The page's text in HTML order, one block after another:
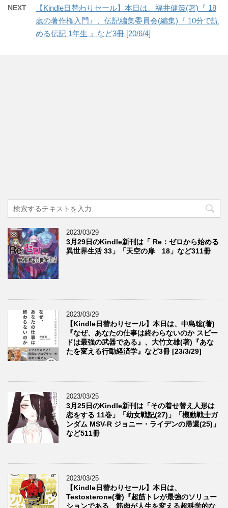
NEXT
【Kindle日替わりセール】本日は、福井健策(著)『 18
歳の著作権入門』、伝記編集委員会(編集)『 10分で読
める伝記 1年生 』など3冊 [20/6/4]
2023/03/29
3月29日のKindle新刊は「 Re：ゼロから始める
異世界生活 33」「天空の扉 18」など311冊
2023/03/29
【Kindle日替わりセール】本日は、中島聡(著)
『なぜ、あなたの仕事は終わらないのか スピー
ドは最強の武器である』、大竹文雄(著)『あな
たを変える行動経済学』など3冊 [23/3/29]
2023/03/25
3月25日のKindle新刊は「その着せ替え人形は
恋をする 11巻」「幼女戦記(27)」「機動戦士ガ
ンダム MSV-R ジョニー・ライデンの帰還(25)」
など511冊
2023/03/25
【Kindle日替わりセール】本日は、
Testosterone(著)『超筋トレが最強のソリュー
ションである 筋肉が人生を変える超科学的な